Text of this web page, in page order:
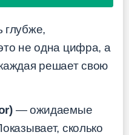
глубже,
не одна цифра, а
решает свою
— ожидаемые
сколько